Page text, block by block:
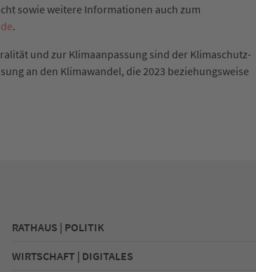
sowie weitere Informationen auch zum
.
und zur Klimaanpassung sind der Klimaschutz-
an den Klimawandel, die 2023 beziehungsweise
RATHAUS | POLITIK
WIRTSCHAFT | DIGITALES